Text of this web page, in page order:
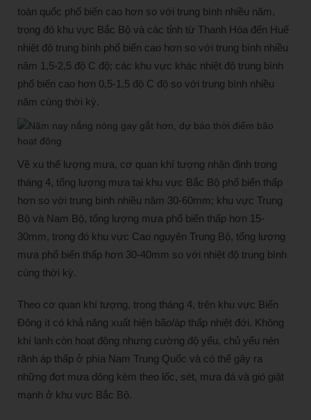
toàn quốc phổ biến cao hơn so với trung bình nhiều năm,
trong đó khu vực Bắc Bộ và các tỉnh từ Thanh Hóa đến Huế
nhiệt độ trung bình phổ biến cao hơn so với trung bình nhiều
năm 1,5-2,5 độ C độ; các khu vực khác nhiệt độ trung bình
phổ biến cao hơn 0,5-1,5 độ C độ so với trung bình nhiều
năm cùng thời kỳ.
Về xu thế lượng mưa, cơ quan khí tượng nhận định trong
tháng 4, tổng lượng mưa tại khu vực Bắc Bộ phổ biến thấp
hơn so với trung bình nhiều năm 30-60mm; khu vực Trung
Bộ và Nam Bộ, tổng lượng mưa phổ biến thấp hơn 15-
30mm, trong đó khu vực Cao nguyên Trung Bộ, tổng lượng
mưa phổ biến thấp hơn 30-40mm so với nhiệt độ trung bình
cùng thời kỳ.
Theo cơ quan khí tượng, trong tháng 4, trên khu vực Biển
Đông ít có khả năng xuất hiện bão/áp thấp nhiệt đới. Không
khí lạnh còn hoạt động nhưng cường độ yếu, chủ yếu nén
rãnh áp thấp ở phía Nam Trung Quốc và có thể gây ra
những đợt mưa dông kèm theo lốc, sét, mưa đá và gió giật
mạnh ở khu vực Bắc Bộ.